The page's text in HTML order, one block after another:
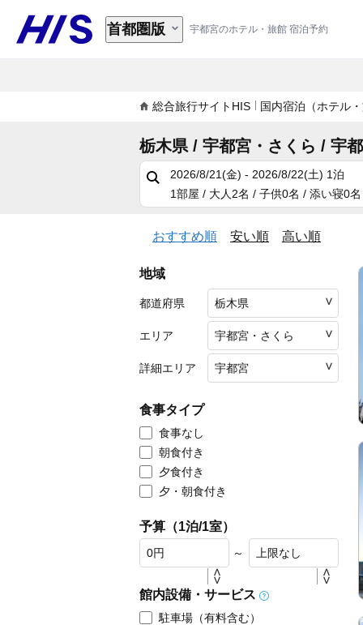
宇都宮のホテル・旅館 宿泊予約
首都圏版
総合旅行サイトHIS 国内宿泊（ホテル
栃木県 / 宇都宮・さくら / 宇
2026/8/21(金) - 2026/8/22(土) 1泊
1部屋 / 大人2名 / 子供0名 / 添い寝0名
おすすめ順 安い順 高い順
地域
都道府県
エリア
詳細エリア
食事タイプ
食事なし
朝食付き
夕食付き
夕・朝食付き
予算（1泊/1室）
～
館内設備・サービス
駐車場（有料含む）